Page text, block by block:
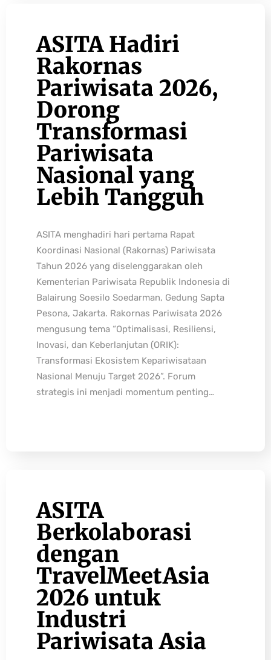
ASITA Hadiri
Rakornas
Pariwisata 2026,
Dorong
Transformasi
Pariwisata
Nasional yang
Lebih Tangguh
ASITA menghadiri hari pertama Rapat
Koordinasi Nasional (Rakornas) Pariwisata
Tahun 2026 yang diselenggarakan oleh
Kementerian Pariwisata Republik Indonesia di
Balairung Soesilo Soedarman, Gedung Sapta
Pesona, Jakarta. Rakornas Pariwisata 2026
mengusung tema “Optimalisasi, Resiliensi,
Inovasi, dan Keberlanjutan (ORIK):
Transformasi Ekosistem Kepariwisataan
Nasional Menuju Target 2026”. Forum
strategis ini menjadi momentum penting…
ASITA
Berkolaborasi
dengan
TravelMeetAsia
2026 untuk
Industri
Pariwisata Asia